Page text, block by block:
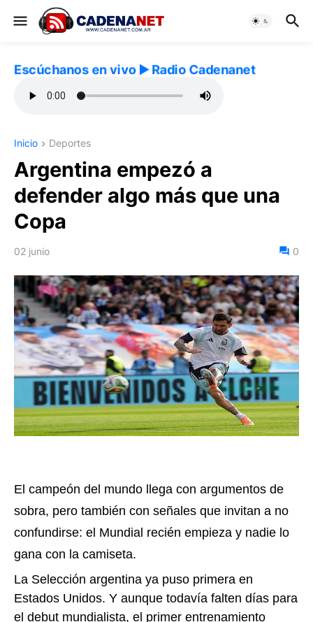
Escúchanos en vivo ▶️ Radio Cadenanet
Inicio Deportes
Argentina empezó a
defender algo más que una
Copa
02 junio 0
El campeón del mundo llega con argumentos de
sobra, pero también con señales que invitan a no
confundirse: el Mundial recién empieza y nadie lo
gana con la camiseta.
La Selección argentina ya puso primera en
Estados Unidos. Y aunque todavía falten días para
el debut mundialista, el primer entrenamiento